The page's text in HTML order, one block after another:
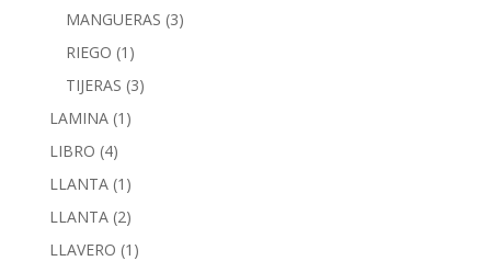
MANGUERAS (3)
RIEGO (1)
TIJERAS (3)
LAMINA (1)
LIBRO (4)
LLANTA (1)
LLANTA (2)
LLAVERO (1)